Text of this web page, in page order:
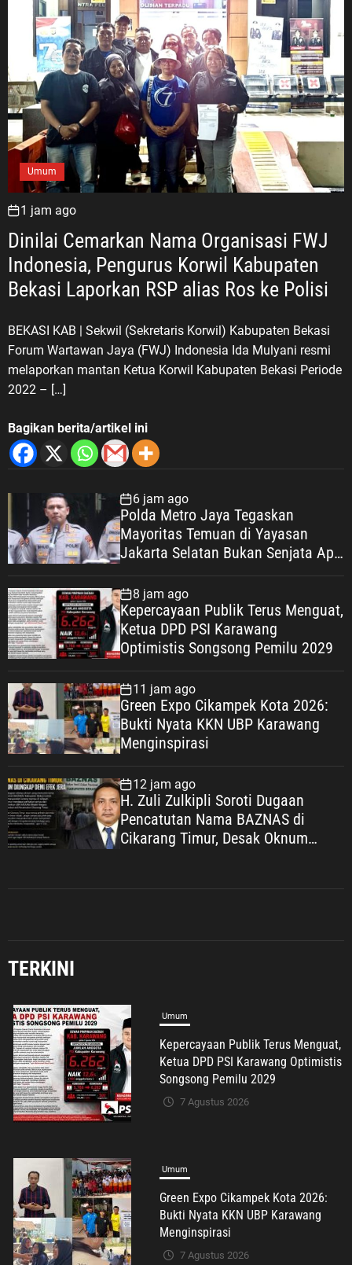
Umum
1 jam ago
Dinilai Cemarkan Nama Organisasi FWJ
Indonesia, Pengurus Korwil Kabupaten
Bekasi Laporkan RSP alias Ros ke Polisi
BEKASI KAB | Sekwil (Sekretaris Korwil) Kabupaten Bekasi
Forum Wartawan Jaya (FWJ) Indonesia Ida Mulyani resmi
melaporkan mantan Ketua Korwil Kabupaten Bekasi Periode
2022 – […]
Bagikan berita/artikel ini
6 jam ago
Polda Metro Jaya Tegaskan
Mayoritas Temuan di Yayasan
Jakarta Selatan Bukan Senjata Api,
8 jam ago
Kepercayaan Publik Terus Menguat,
Ketua DPD PSI Karawang
Optimistis Songsong Pemilu 2029
11 jam ago
Green Expo Cikampek Kota 2026:
Bukti Nyata KKN UBP Karawang
Menginspirasi
12 jam ago
H. Zuli Zulkipli Soroti Dugaan
Pencatutan Nama BAZNAS di
Cikarang Timur, Desak Oknum
TERKINI
Umum
Kepercayaan Publik Terus Menguat,
Ketua DPD PSI Karawang Optimistis
Songsong Pemilu 2029
7 Agustus 2026
Umum
Green Expo Cikampek Kota 2026:
Bukti Nyata KKN UBP Karawang
Menginspirasi
7 Agustus 2026